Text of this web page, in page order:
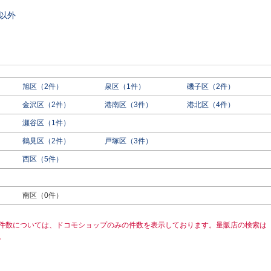
外
旭区（2件） 泉区（1件） 磯子区（2件）
金沢区（2件） 港南区（3件） 港北区（4件）
瀬谷区（1件）
鶴見区（2件） 戸塚区（3件）
西区（5件）
南区（0件）
数については、ドコモショップのみの件数を表示しております。量販店の検索は